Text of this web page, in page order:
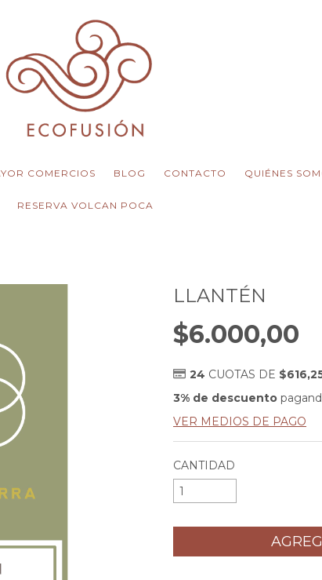
COMERCIOS BLOG CONTACTO QUIÉNES
RESERVA VOLCAN POCA
LLANTÉN
$6.000,00
24 CUOTAS DE
3% de descuento
VER MEDIOS DE PAGO
CANTIDAD